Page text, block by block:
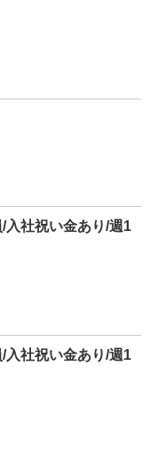
入社祝い金あり/週1
入社祝い金あり/週1